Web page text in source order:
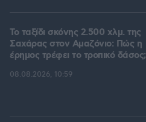
Το ταξίδι σκόνης 2.500 χλμ. της
Σαχάρας στον Αμαζόνιο: Πώς η
έρημος τρέφει το τροπικό δάσος;
08.08.2026, 10:59